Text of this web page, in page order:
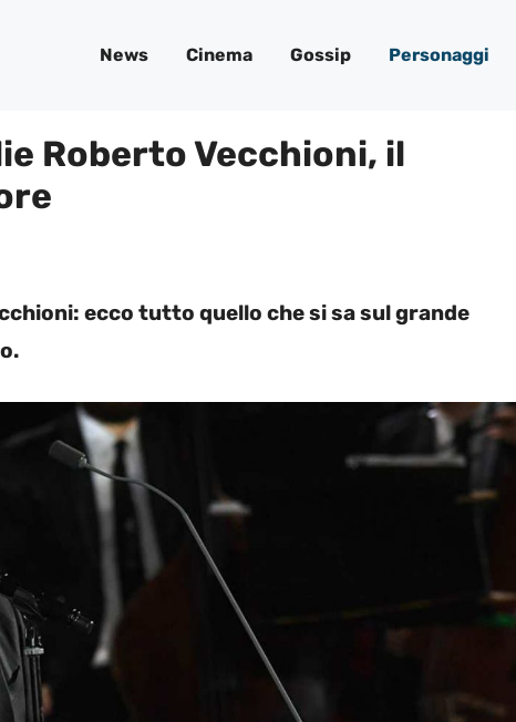
News Cinema Gossip Personaggi
Roberto Vecchioni, il
ecco tutto quello che si sa sul grande